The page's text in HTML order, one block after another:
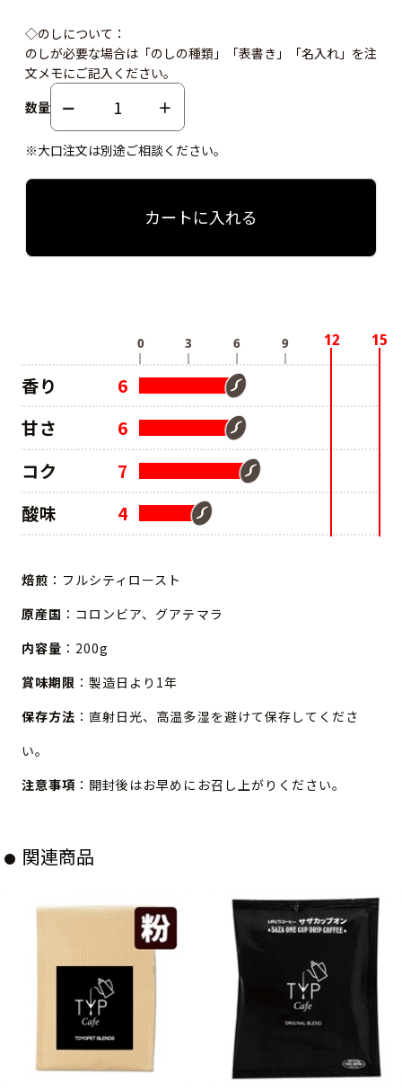
◇のしについて：
のしが必要な場合は「のしの種類」「表書き」「名入れ」を注
文メモにご記入ください。
数量
※大口注文は別途ご相談ください。
カートに入れる
香り
6
甘さ
6
コク
7
酸味
4
焙煎 ：フルシティロースト
原産国 ：コロンビア、グアテマラ
内容量 ：200g
賞味期限 ：製造日より1年
保存方法 ：直射日光、高温多湿を避けて保存してくださ
い。
注意事項 ：開封後はお早めにお召し上がりください。
関連商品